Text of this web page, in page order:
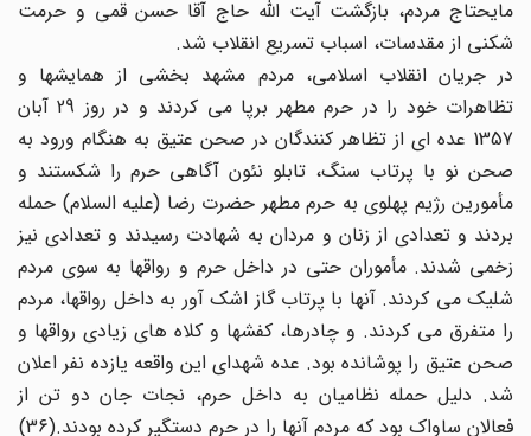
مایحتاج مردم، بازگشت آیت الله حاج آقا حسن قمی و حرمت
شکنی از مقدسات، اسباب تسریع انقلاب شد.
در جریان انقلاب اسلامی، مردم مشهد بخشی از همایشها و
تظاهرات خود را در حرم مطهر برپا می کردند و در روز 29 آبان
1357 عده ای از تظاهر کنندگان در صحن عتیق به هنگام ورود به
صحن نو با پرتاب سنگ، تابلو نئون آگاهی حرم را شکستند و
مأمورین رژیم پهلوی به حرم مطهر حضرت رضا (علیه السلام) حمله
بردند و تعدادی از زنان و مردان به شهادت رسیدند و تعدادی نیز
زخمی شدند. مأموران حتی در داخل حرم و رواقها به سوی مردم
شلیک می کردند. آنها با پرتاب گاز اشک آور به داخل رواقها، مردم
را متفرق می کردند. و چادرها، کفشها و کلاه های زیادی رواقها و
صحن عتیق را پوشانده بود. عده شهدای این واقعه یازده نفر اعلان
شد. دلیل حمله نظامیان به داخل حرم، نجات جان دو تن از
فعالان ساواک بود که مردم آنها را در حرم دستگیر کرده بودند.(36)